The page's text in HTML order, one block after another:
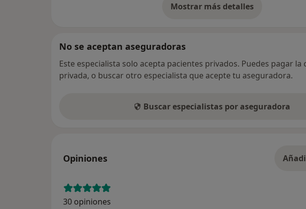
Mostrar más detalles
sobre la dirección
No se aceptan aseguradoras
Este especialista solo acepta pacientes privados. Puedes pagar la
privada, o buscar otro especialista que acepte tu aseguradora.
Buscar especialistas por aseguradora
Opiniones
30 opiniones